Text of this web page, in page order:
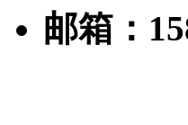
邮箱：